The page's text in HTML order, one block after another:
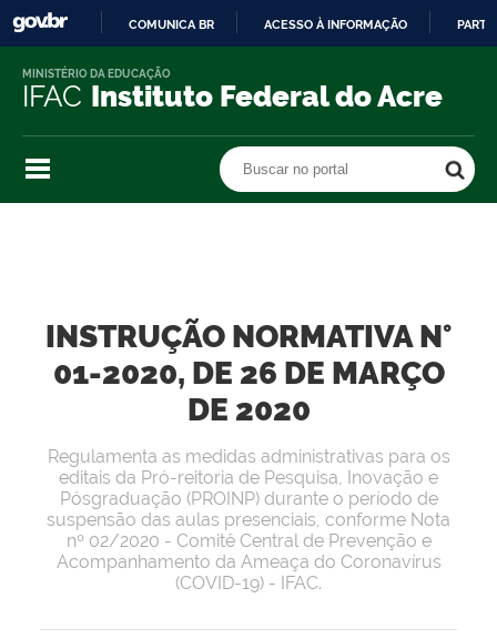
O
COMUNICA BR ACESSO À INFORMAÇÃO
IFAC Instituto Federal do Acre
MINISTÉRIO DA EDUCAÇÃO
Buscar no portal
INSTRUÇÃO NORMATIVA N°
01-2020, DE 26 DE MARÇO
DE 2020
Regulamenta as medidas administrativas para os
editais da Pró-reitoria de Pesquisa, Inovação e
Pósgraduação (PROINP) durante o período de
suspensão das aulas presenciais, conforme Nota
nº 02/2020 - Comitê Central de Prevenção e
Acompanhamento da Ameaça do Coronavírus
(COVID-19) - IFAC.